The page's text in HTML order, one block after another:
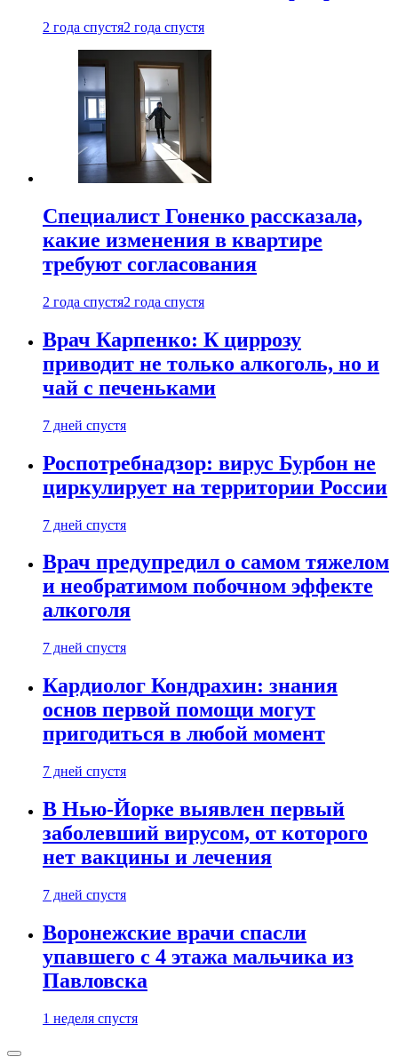
2 года спустя2 года спустя
Специалист Гоненко рассказала,
какие изменения в квартире
требуют согласования
2 года спустя2 года спустя
Врач Карпенко: К циррозу
приводит не только алкоголь, но и
чай с печеньками
7 дней спустя
Роспотребнадзор: вирус Бурбон не
циркулирует на территории России
7 дней спустя
Врач предупредил о самом тяжелом
и необратимом побочном эффекте
алкоголя
7 дней спустя
Кардиолог Кондрахин: знания
основ первой помощи могут
пригодиться в любой момент
7 дней спустя
В Нью-Йорке выявлен первый
заболевший вирусом, от которого
нет вакцины и лечения
7 дней спустя
Воронежские врачи спасли
упавшего с 4 этажа мальчика из
Павловска
1 неделя спустя